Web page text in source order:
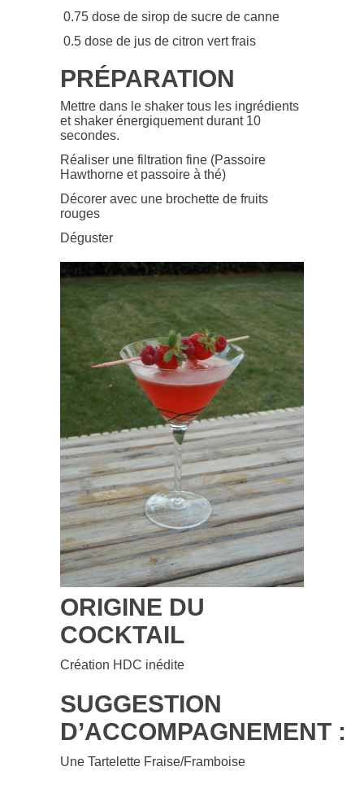
0.75 dose de sirop de sucre de canne
0.5 dose de jus de citron vert frais
PRÉPARATION
Mettre dans le shaker tous les ingrédients
et shaker énergiquement durant 10
secondes.
Réaliser une filtration fine (Passoire
Hawthorne et passoire à thé)
Décorer avec une brochette de fruits
rouges
Déguster
ORIGINE DU
COCKTAIL
Création HDC inédite
SUGGESTION
D’ACCOMPAGNEMENT :
Une Tartelette Fraise/Framboise